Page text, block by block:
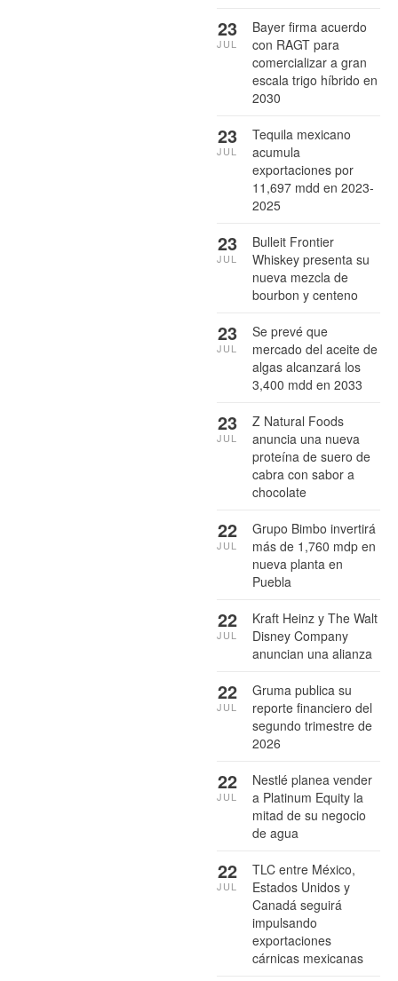
Bayer firma acuerdo
con RAGT para
comercializar a gran
escala trigo híbrido en
2030
23
JUL
Tequila mexicano
acumula
exportaciones por
11,697 mdd en 2023-
2025
23
JUL
Bulleit Frontier
Whiskey presenta su
nueva mezcla de
bourbon y centeno
23
JUL
Se prevé que
mercado del aceite de
algas alcanzará los
3,400 mdd en 2033
23
JUL
Z Natural Foods
anuncia una nueva
proteína de suero de
cabra con sabor a
chocolate
23
JUL
Grupo Bimbo invertirá
más de 1,760 mdp en
nueva planta en
Puebla
22
JUL
Kraft Heinz y The Walt
Disney Company
anuncian una alianza
22
JUL
Gruma publica su
reporte financiero del
segundo trimestre de
2026
22
JUL
Nestlé planea vender
a Platinum Equity la
mitad de su negocio
de agua
22
JUL
TLC entre México,
Estados Unidos y
Canadá seguirá
impulsando
exportaciones
cárnicas mexicanas
22
JUL